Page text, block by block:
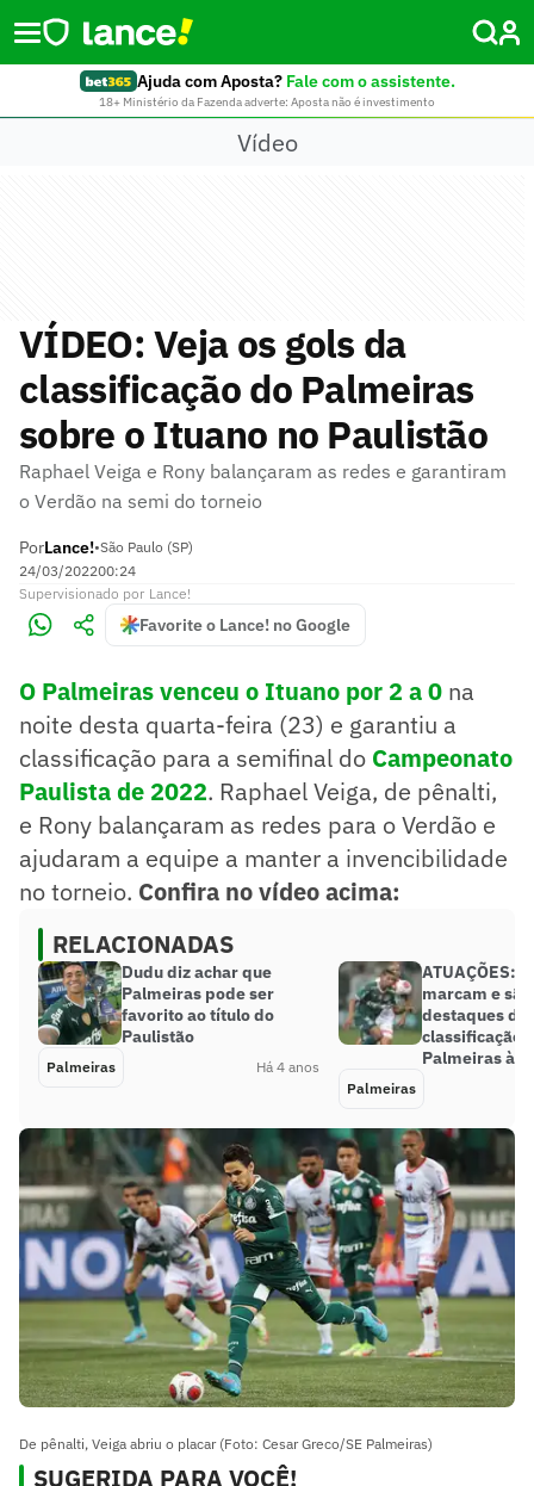
Ajuda com Aposta? Fale com o assistente.
18+ Ministério da Fazenda adverte: Aposta não é investimento
Vídeo
VÍDEO: Veja os gols da
classificação do Palmeiras
sobre o Ituano no Paulistão
Raphael Veiga e Rony balançaram as redes e garantiram
o Verdão na semi do torneio
PorLance!•São Paulo (SP)
24/03/202200:24
Supervisionado por Lance!
Favorite o Lance! no Google
O Palmeiras venceu o Ituano por 2 a 0 na
noite desta quarta-feira (23) e garantiu a
classificação para a semifinal do Campeonato
Paulista de 2022. Raphael Veiga, de pênalti,
e Rony balançaram as redes para o Verdão e
ajudaram a equipe a manter a invencibilidade
no torneio. Confira no vídeo acima:
RELACIONADAS
Dudu diz achar que
Palmeiras pode ser
favorito ao título do
Paulistão
Palmeiras Há 4 anos
ATUAÇÕES:
marcam e
destaques da
classificação
Palmeiras à
Palmeiras
De pênalti, Veiga abriu o placar (Foto: Cesar Greco/SE Palmeiras)
SUGERIDA PARA VOCÊ!